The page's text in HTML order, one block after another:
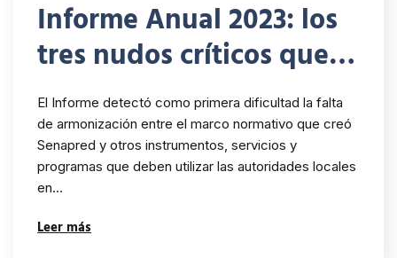
Informe Anual 2023: los
tres nudos críticos que
encontró el INDH en la
institucionalidad
destinada a enfrentar los
grandes desastres en
Chile
El Informe detectó como primera dificultad la falta
de armonización entre el marco normativo que creó
Senapred y otros instrumentos, servicios y
programas que deben utilizar las autoridades locales
en…
Leer más